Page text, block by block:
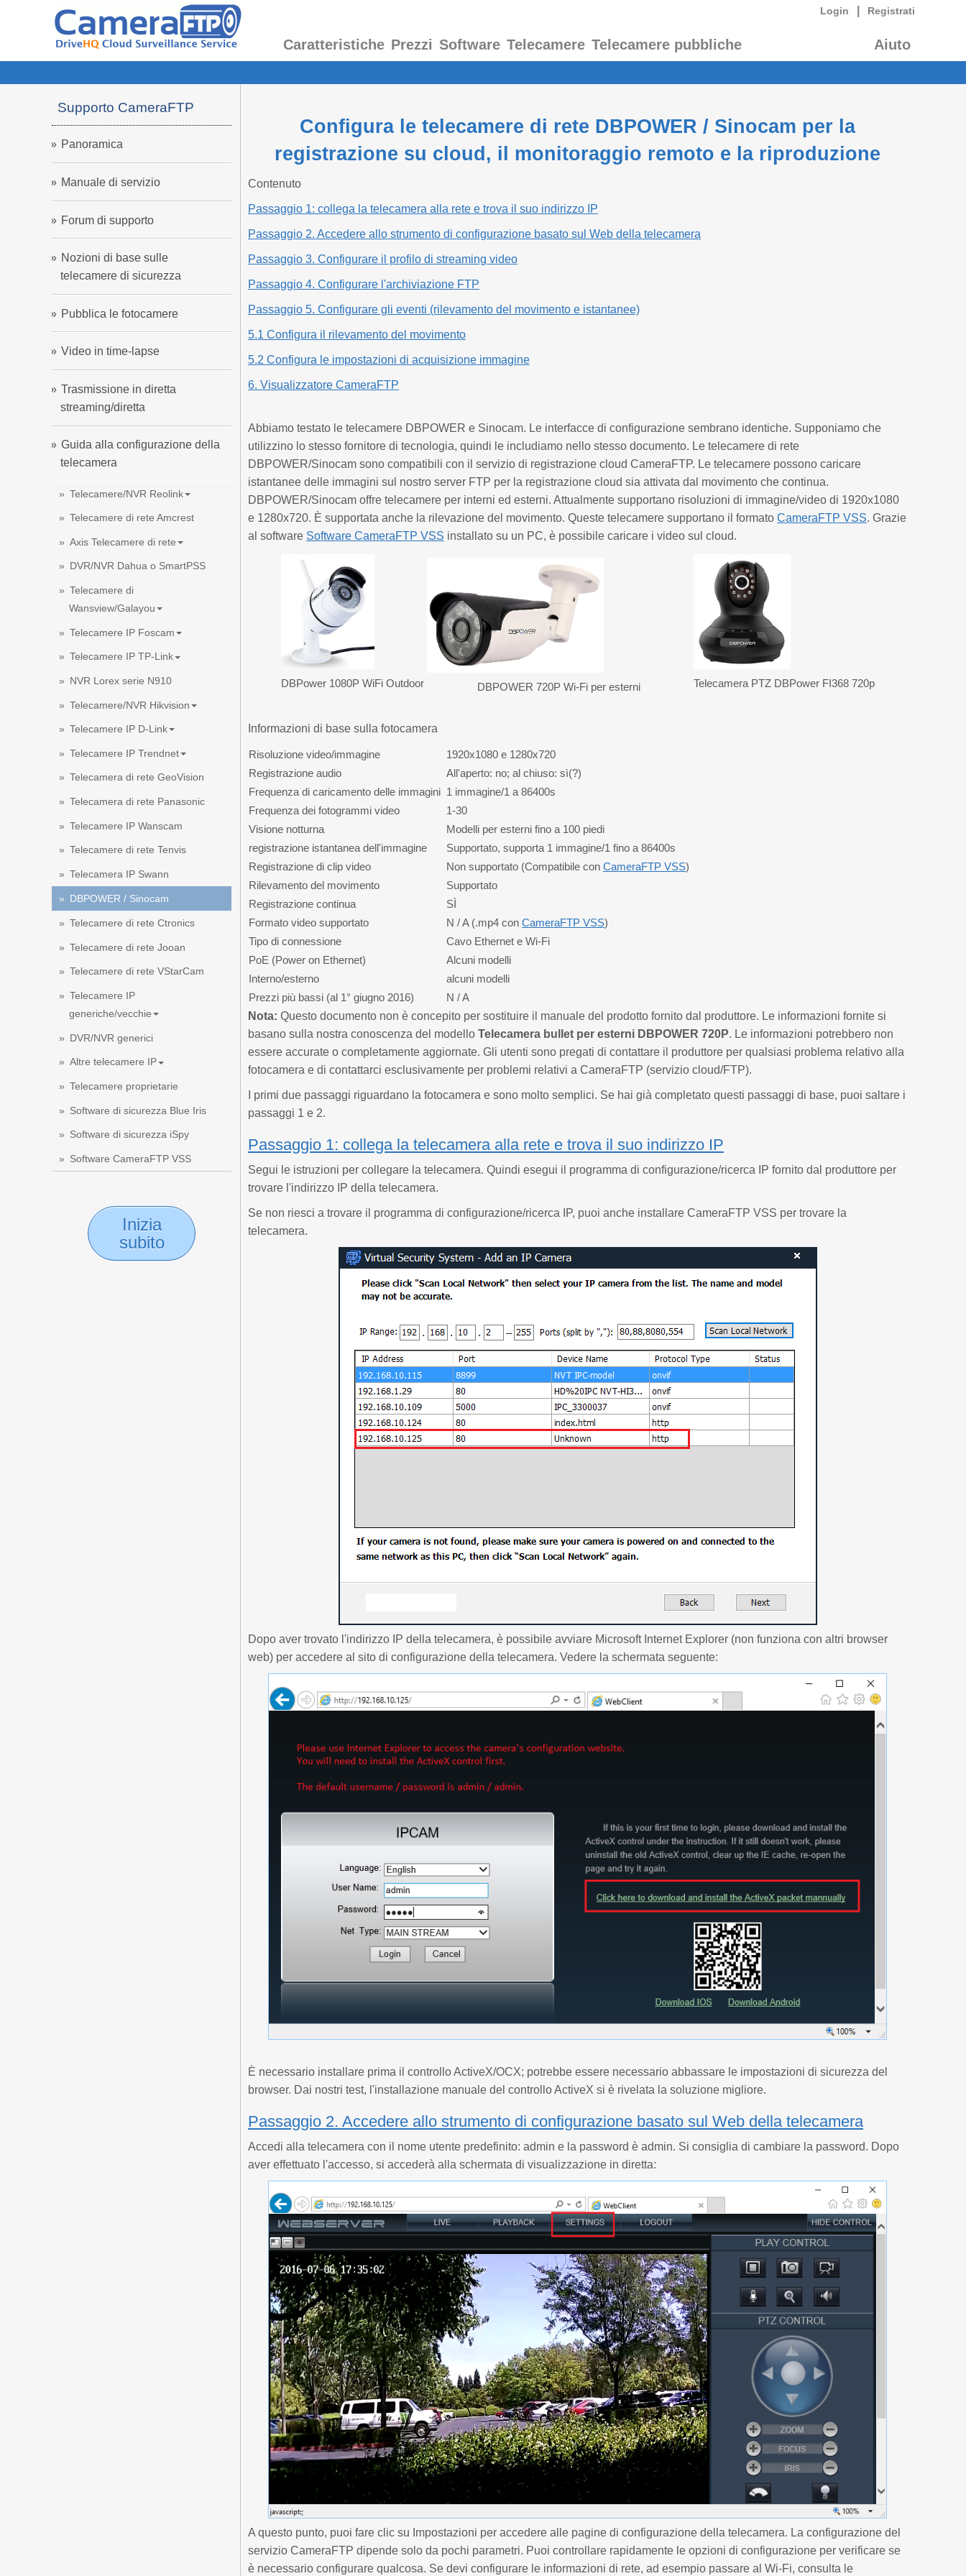
Login Registrati
Caratteristiche Prezzi Software Telecamere Telecamere pubbliche Aiuto
Supporto CameraFTP
Panoramica
Manuale di servizio
Forum di supporto
Nozioni di base sulle
telecamere di sicurezza
Pubblica le fotocamere
Video in time-lapse
Trasmissione in diretta
streaming/diretta
Guida alla configurazione della
telecamera
Telecamere/NVR Reolink
Telecamere di rete Amcrest
Axis Telecamere di rete
DVR/NVR Dahua o SmartPSS
Telecamere di
Wansview/Galayou
Telecamere IP Foscam
Telecamere IP TP-Link
NVR Lorex serie N910
Telecamere/NVR Hikvision
Telecamere IP D-Link
Telecamere IP Trendnet
Telecamera di rete GeoVision
Telecamera di rete Panasonic
Telecamere IP Wanscam
Telecamere di rete Tenvis
Telecamera IP Swann
DBPOWER / Sinocam
Telecamere di rete Ctronics
Telecamere di rete Jooan
Telecamere di rete VStarCam
Telecamere IP
generiche/vecchie
DVR/NVR generici
Altre telecamere IP
Telecamere proprietarie
Software di sicurezza Blue Iris
Software di sicurezza iSpy
Software CameraFTP VSS
Inizia
subito
Configura le telecamere di rete DBPOWER / Sinocam per la
registrazione su cloud, il monitoraggio remoto e la riproduzione
Contenuto
Passaggio 1: collega la telecamera alla rete e trova il suo indirizzo IP
Passaggio 2. Accedere allo strumento di configurazione basato sul Web della telecamera
Passaggio 3. Configurare il profilo di streaming video
Passaggio 4. Configurare l'archiviazione FTP
Passaggio 5. Configurare gli eventi (rilevamento del movimento e istantanee)
5.1 Configura il rilevamento del movimento
5.2 Configura le impostazioni di acquisizione immagine
6. Visualizzatore CameraFTP
Abbiamo testato le telecamere DBPOWER e Sinocam. Le interfacce di configurazione sembrano identiche. Supponiamo che
utilizzino lo stesso fornitore di tecnologia, quindi le includiamo nello stesso documento. Le telecamere di rete
DBPOWER/Sinocam sono compatibili con il servizio di registrazione cloud CameraFTP. Le telecamere possono caricare
istantanee delle immagini sul nostro server FTP per la registrazione cloud sia attivata dal movimento che continua.
DBPOWER/Sinocam offre telecamere per interni ed esterni. Attualmente supportano risoluzioni di immagine/video di 1920x1080
e 1280x720. È supportata anche la rilevazione del movimento. Queste telecamere supportano il formato CameraFTP VSS. Grazie
al software Software CameraFTP VSS installato su un PC, è possibile caricare i video sul cloud.
DBPower 1080P WiFi Outdoor DBPOWER 720P Wi-Fi per esterni Telecamera PTZ DBPower FI368 720p
Informazioni di base sulla fotocamera
Risoluzione video/immagine
1920x1080 e 1280x720
Registrazione audio
All'aperto: no; al chiuso: sì(?)
Frequenza di caricamento delle immagini 1 immagine/1 a 86400s
Frequenza dei fotogrammi video
1-30
Visione notturna
Modelli per esterni fino a 100 piedi
registrazione istantanea dell'immagine
Supportato, supporta 1 immagine/1 fino a 86400s
Registrazione di clip video
Non supportato (Compatibile con CameraFTP VSS)
Rilevamento del movimento
Supportato
Registrazione continua
SÌ
Formato video supportato
N / A (.mp4 con CameraFTP VSS)
Tipo di connessione
Cavo Ethernet e Wi-Fi
PoE (Power on Ethernet)
Alcuni modelli
Interno/esterno
alcuni modelli
Prezzi più bassi (al 1° giugno 2016)
N / A
Nota: Questo documento non è concepito per sostituire il manuale del prodotto fornito dal produttore. Le informazioni fornite si
basano sulla nostra conoscenza del modello Telecamera bullet per esterni DBPOWER 720P. Le informazioni potrebbero non
essere accurate o completamente aggiornate. Gli utenti sono pregati di contattare il produttore per qualsiasi problema relativo alla
fotocamera e di contattarci esclusivamente per problemi relativi a CameraFTP (servizio cloud/FTP).
I primi due passaggi riguardano la fotocamera e sono molto semplici. Se hai già completato questi passaggi di base, puoi saltare i
passaggi 1 e 2.
Passaggio 1: collega la telecamera alla rete e trova il suo indirizzo IP
Segui le istruzioni per collegare la telecamera. Quindi esegui il programma di configurazione/ricerca IP fornito dal produttore per
trovare l'indirizzo IP della telecamera.
Se non riesci a trovare il programma di configurazione/ricerca IP, puoi anche installare CameraFTP VSS per trovare la
telecamera.
Dopo aver trovato l'indirizzo IP della telecamera, è possibile avviare Microsoft Internet Explorer (non funziona con altri browser
web) per accedere al sito di configurazione della telecamera. Vedere la schermata seguente:
È necessario installare prima il controllo ActiveX/OCX; potrebbe essere necessario abbassare le impostazioni di sicurezza del
browser. Dai nostri test, l'installazione manuale del controllo ActiveX si è rivelata la soluzione migliore.
Passaggio 2. Accedere allo strumento di configurazione basato sul Web della telecamera
Accedi alla telecamera con il nome utente predefinito: admin e la password è admin. Si consiglia di cambiare la password. Dopo
aver effettuato l'accesso, si accederà alla schermata di visualizzazione in diretta:
A questo punto, puoi fare clic su Impostazioni per accedere alle pagine di configurazione della telecamera. La configurazione del
servizio CameraFTP dipende solo da pochi parametri. Puoi controllare rapidamente le opzioni di configurazione per verificare se
è necessario configurare qualcosa. Se devi configurare le informazioni di rete, ad esempio passare al Wi-Fi, consulta le